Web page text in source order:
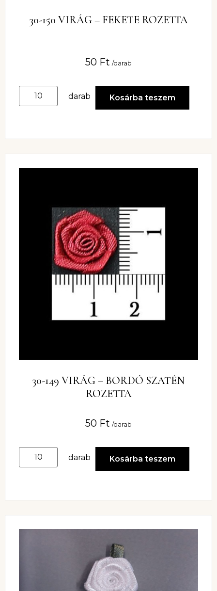
30-150 VIRÁG – FEKETE ROZETTA
50 Ft /darab
darab Kosárba teszem
30-149 VIRÁG – BORDÓ SZATÉN
ROZETTA
50 Ft /darab
darab Kosárba teszem